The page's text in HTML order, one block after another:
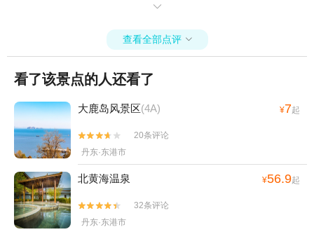
盛的时候，排队排的特别长，900年的银杏树，据说当时都已经封了，
殿和太乙殿两边有香炉，有几位道长在，可以解惑，靠近真武殿的山
体上还有一尊太上老君的石像，有放了拜垫，但我看很多人都忽略掉
上去，也设了拜垫，但没有写是什么殿 山上有小猫咪，还蛮亲人的，

查看全部点评 
看了该景点的人还看了
大鹿岛风景区(4A) ¥7起


20条评论
丹东·东港市
北黄海温泉 ¥56.9起


32条评论
丹东·东港市